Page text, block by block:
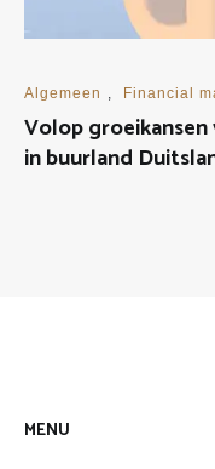
Algemeen , Financial
Volop
in buurland
MENU